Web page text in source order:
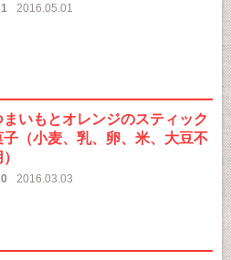
2016.05.01
まいもとオレンジのスティック
子（小麦、乳、卵、米、大豆不
2016.03.03